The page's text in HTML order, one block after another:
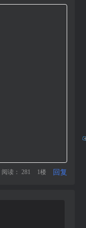
阅读： 281 1楼 回复